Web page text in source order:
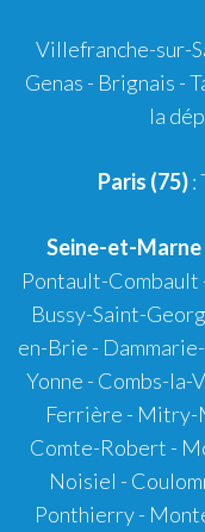
Villefranche-sur-
Genas - Brignais -
la
Paris (75):
Seine-et-Marne
Pontault-Combault
Bussy-Saint-
en-Brie -
Yonne - Combs-
Ferrière - Mitry-
Comte-Robert -
Noisiel -
Ponthierry -